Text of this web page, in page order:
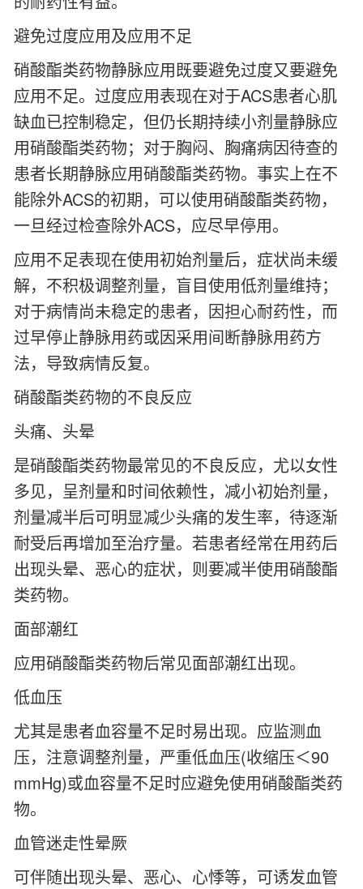
避免过度应用及应用不足
硝酸酯类药物静脉应用既要避免过度又要避免
应用不足。过度应用表现在对于ACS患者心肌
缺血已控制稳定，但仍长期持续小剂量静脉应
用硝酸酯类药物；对于胸闷、胸痛病因待查的
患者长期静脉应用硝酸酯类药物。事实上在不
能除外ACS的初期，可以使用硝酸酯类药物，
一旦经过检查除外ACS，应尽早停用。
应用不足表现在使用初始剂量后，症状尚未缓
解，不积极调整剂量，盲目使用低剂量维持；
对于病情尚未稳定的患者，因担心耐药性，而
过早停止静脉用药或因采用间断静脉用药方
法，导致病情反复。
硝酸酯类药物的不良反应
头痛、头晕
是硝酸酯类药物最常见的不良反应，尤以女性
多见，呈剂量和时间依赖性，减小初始剂量，
剂量减半后可明显减少头痛的发生率，待逐渐
耐受后再增加至治疗量。若患者经常在用药后
出现头晕、恶心的症状，则要减半使用硝酸酯
类药物。
面部潮红
应用硝酸酯类药物后常见面部潮红出现。
低血压
尤其是患者血容量不足时易出现。应监测血
压，注意调整剂量，严重低血压(收缩压＜90
mmHg)或血容量不足时应避免使用硝酸酯类药
物。
血管迷走性晕厥
可伴随出现头晕、恶心、心悸等，可诱发血管